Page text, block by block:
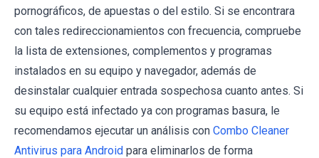
pornográficos, de apuestas o del estilo. Si se encontrara
con tales redireccionamientos con frecuencia, compruebe
la lista de extensiones, complementos y programas
instalados en su equipo y navegador, además de
desinstalar cualquier entrada sospechosa cuanto antes. Si
su equipo está infectado ya con programas basura, le
recomendamos ejecutar un análisis con Combo Cleaner
Antivirus para Android para eliminarlos de forma